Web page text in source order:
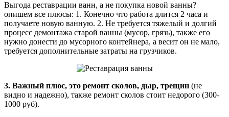
Выгода реставрации ванн, а не покупка новой ванны?
опишем все плюсы: 1. Конечно что работа длится 2 часа и
получаете новую ванную. 2. Не требуется тяжелый и долгий
процесс демонтажа старой ванны (мусор, грязь), также его
нужно донести до мусорного контейнера, а весит он не мало,
требуется дополнительные затраты на грузчиков.
3. Важный плюс, это ремонт сколов, дыр, трещин (не
видно и надежно), также ремонт сколов стоит недорого (300-
1000 руб).